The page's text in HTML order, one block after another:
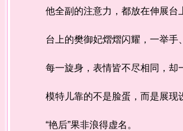
他全副的注意力，都放在伸展台
台上的樊御妃熠熠闪耀，一举手
每一旋身，表情皆不尽相同，却
模特儿靠的不是脸蛋，而是展现
“艳后”果非浪得虚名。